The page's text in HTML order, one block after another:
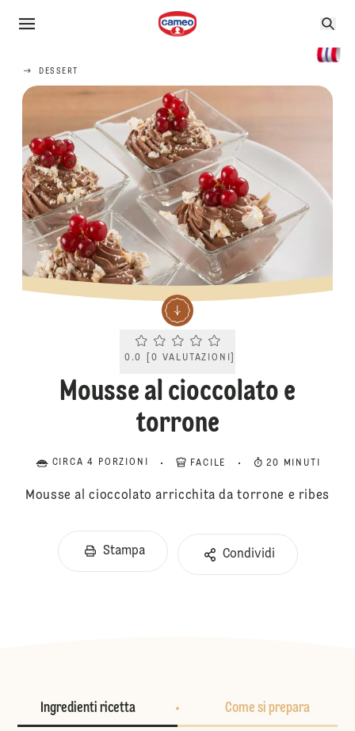
DESSERT
Current rating 0.0. Click to rate.
0.0 0 VALUTAZIONI
Mousse al cioccolato e
torrone
CIRCA 4 PORZIONI FACILE 20 MINUTI
Mousse al cioccolato arricchita da torrone e ribes
Stampa Condividi
Ingredienti ricetta Come si prepara